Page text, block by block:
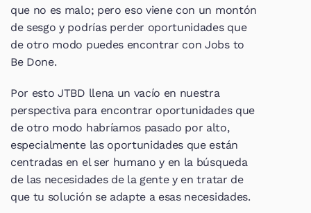
que no es malo; pero eso viene con un montón
de sesgo y podrías perder oportunidades que
de otro modo puedes encontrar con Jobs to
Be Done.
Por esto JTBD llena un vacío en nuestra
perspectiva para encontrar oportunidades que
de otro modo habríamos pasado por alto,
especialmente las oportunidades que están
centradas en el ser humano y en la búsqueda
de las necesidades de la gente y en tratar de
que tu solución se adapte a esas necesidades.